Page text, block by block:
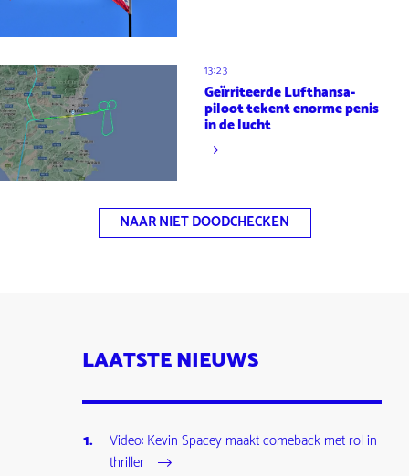
13:23
Geïrriteerde Lufthansa-
piloot tekent enorme penis
in de lucht
NAAR NIET DOODCHECKEN
LAATSTE NIEUWS
Video: Kevin Spacey maakt comeback met rol in
thriller